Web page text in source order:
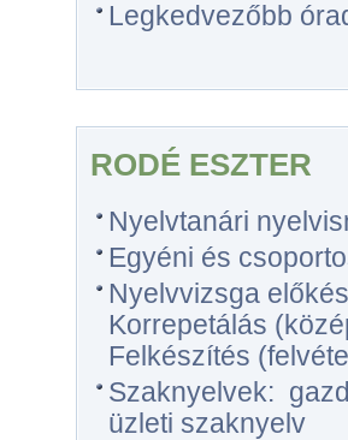
Legkedvezőbb
RODÉ ESZTER
Nyelvtanári
Egyéni és
Nyelvvizsga
Korrepetálás
Felkészítés
Szaknyelvek:
üzleti szaknyelv